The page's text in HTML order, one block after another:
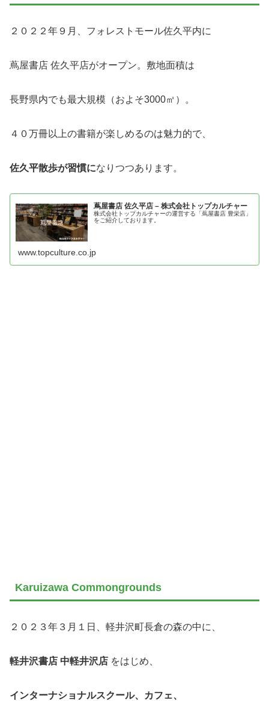
２０２２年９月、フォレストモール佐久平内に
蔦屋書店 佐久平店がオープン。敷地面積は
長野県内でも最大規模（およそ3000㎡）。
４０万冊以上の書籍が楽しめるのは魅力的で、
佐久平散歩が習慣になりつつあります。
蔦屋書店 佐久平店 – 株式会社トップカルチャー
株式会社トップカルチャーの運営する「蔦屋書店 豊栄店」
をご紹介しております。
www.topculture.co.jp
Karuizawa Commongrounds
２０２３年３月１日、軽井沢町長倉の森の中に、
軽井沢書店 中軽井沢店 をはじめ、
インターナショナルスクール、カフェ、